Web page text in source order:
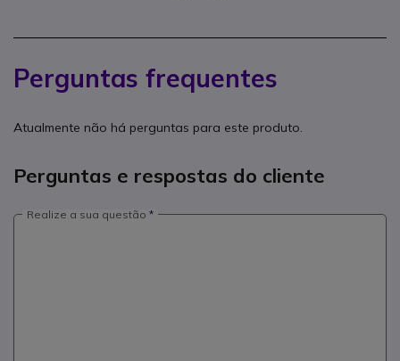
Perguntas frequentes
Atualmente não há perguntas para este produto.
Perguntas e respostas do cliente
Realize a sua questão